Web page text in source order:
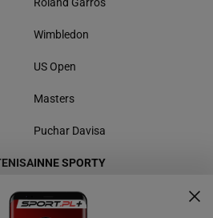
Wimbledon
US Open
Masters
Puchar Davisa
INNE SPORTY
Boks